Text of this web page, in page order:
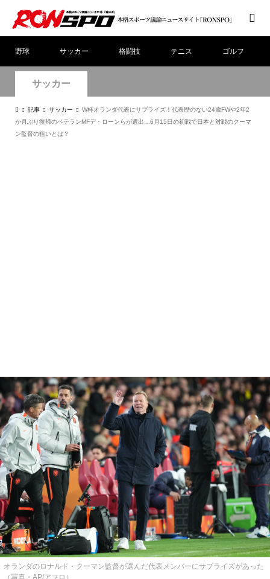
野球 サッカー 格闘技 テニス ゴルフ
サッカー
記事 サッカー
W杯オランダ代表にサプライズ！代表歴のない24歳FWや2年2
か月ぶり復帰のベテランMFデ・ローンらが選出…6月15日の初戦で日本と対戦のクーマ
ン監督の狙いとは？
オランダのロナルド・クーマン監督が選んだ代表メンバーにサプライズがあった
（写真・AP/アフロ）